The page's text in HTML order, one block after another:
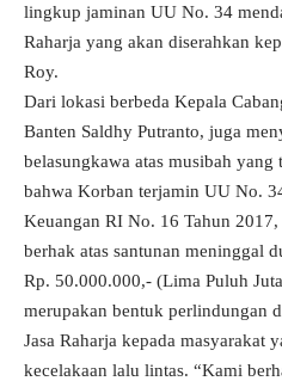
lingkup jaminan UU No. 34
Raharja yang akan diserahkan
Roy.
Dari lokasi berbeda Kepala
Banten Saldhy Putranto, juga
belasungkawa atas musibah
bahwa Korban terjamin UU No.
Keuangan RI No. 16 Tahun
berhak atas santunan meninggal
Rp. 50.000.000,- (Lima Puluh
merupakan bentuk perlindungan
Jasa Raharja kepada masyarakat
kecelakaan lalu lintas. “Kami